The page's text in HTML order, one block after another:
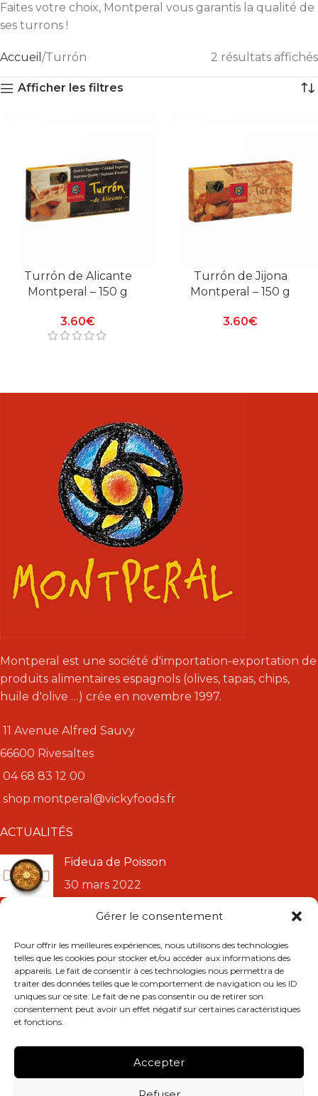
Gérer le consentement
Pour offrir les meilleures expériences, nous utilisons des technologies
telles que les cookies pour stocker et/ou accéder aux informations des
appareils. Le fait de consentir à ces technologies nous permettra de
traiter des données telles que le comportement de navigation ou les ID
uniques sur ce site. Le fait de ne pas consentir ou de retirer son
consentement peut avoir un effet négatif sur certaines caractéristiques
et fonctions.
Accepter
Faites votre choix, Montperal vous garantis la qualité de
ses turrons !
Accueil Turrón 2 résultats affichés
Afficher les filtres
Turrón de Alicante
Montperal – 150 g
3.60€
Turrón de Jijona
Montperal – 150 g
3.60€
Montperal est une société d'importation-exportation de
produits alimentaires espagnols (olives, tapas, chips,
huile d'olive …) crée en novembre 1997.
11 Avenue Alfred Sauvy
66600 Rivesaltes
04 68 83 12 00
shop.montperal@vickyfoods.fr
ACTUALITÉS
Fideua de Poisson
30 mars 2022
11 janvier 2022
LIENS UTILES
CGU
Mentions légales
Politique de confidentialité